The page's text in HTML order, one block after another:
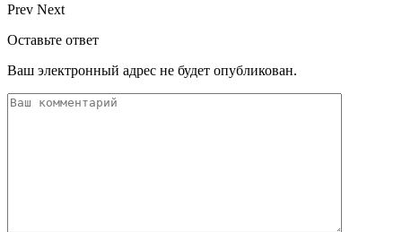
Prev Next
Оставьте ответ
Ваш электронный адрес не будет опубликован.